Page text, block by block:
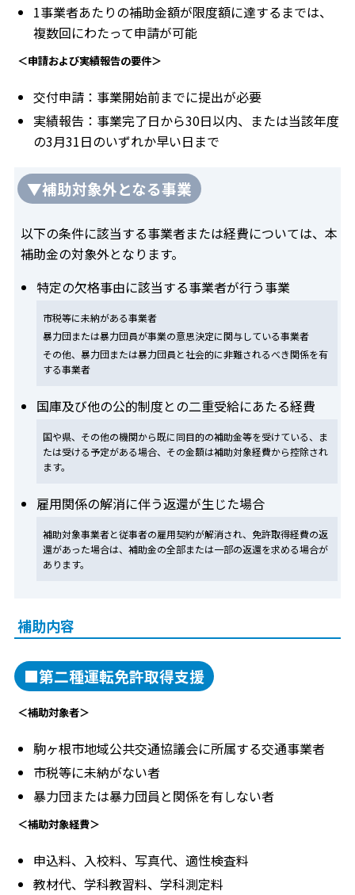
1事業者あたりの補助金額が限度額に達するまでは、
複数回にわたって申請が可能
＜申請および実績報告の要件＞
交付申請：事業開始前までに提出が必要
実績報告：事業完了日から30日以内、または当該年度
の3月31日のいずれか早い日まで
▼補助対象外となる事業
以下の条件に該当する事業者または経費については、本
補助金の対象外となります。
特定の欠格事由に該当する事業者が行う事業
市税等に未納がある事業者
暴力団または暴力団員が事業の意思決定に関与している事業者
その他、暴力団または暴力団員と社会的に非難されるべき関係を有
する事業者
国庫及び他の公的制度との二重受給にあたる経費
国や県、その他の機関から既に同目的の補助金等を受けている、ま
たは受ける予定がある場合、その金額は補助対象経費から控除され
ます。
雇用関係の解消に伴う返還が生じた場合
補助対象事業者と従事者の雇用契約が解消され、免許取得経費の返
還があった場合は、補助金の全部または一部の返還を求める場合が
あります。
補助内容
■第二種運転免許取得支援
＜補助対象者＞
駒ヶ根市地域公共交通協議会に所属する交通事業者
市税等に未納がない者
暴力団または暴力団員と関係を有しない者
＜補助対象経費＞
申込料、入校料、写真代、適性検査料
教材代、学科教習料、学科測定料